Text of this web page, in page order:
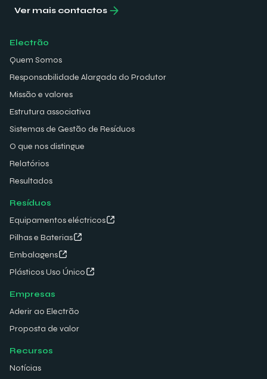
Ver mais contactos
Electrão
Quem Somos
Responsabilidade Alargada do Produtor
Missão e valores
Estrutura associativa
Sistemas de Gestão de Resíduos
O que nos distingue
Relatórios
Resultados
Resíduos
Equipamentos eléctricos
Pilhas e Baterias
Embalagens
Plásticos Uso Único
Empresas
Aderir ao Electrão
Proposta de valor
Recursos
Notícias